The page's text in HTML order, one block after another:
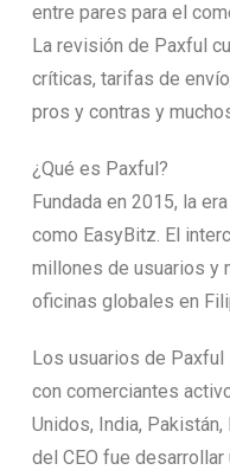
entre pares para el
La revisión de Paxful
críticas, tarifas de
pros y contras y
¿Qué es Paxful?
Fundada en 2015, la
como EasyBitz. El
millones de usuarios y
oficinas globales en
Los usuarios de Paxful
con comerciantes
Unidos, India,
del CEO fue